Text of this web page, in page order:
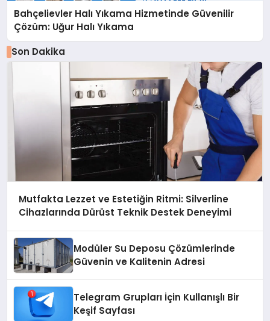
Bahçelievler Halı Yıkama Hizmetinde Güvenilir
Çözüm: Uğur Halı Yıkama
Son Dakika
Mutfakta Lezzet ve Estetiğin Ritmi: Silverline
Cihazlarında Dürüst Teknik Destek Deneyimi
Modüler Su Deposu Çözümlerinde
Güvenin ve Kalitenin Adresi
Telegram Grupları İçin Kullanışlı Bir
Keşif Sayfası